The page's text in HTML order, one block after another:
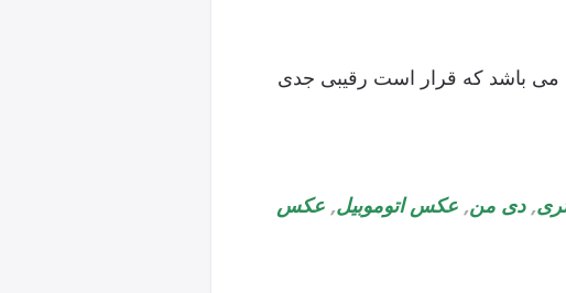
باشد که قرار است رقیبی جدی
,دی من, عکس اتوموبیل, عکس